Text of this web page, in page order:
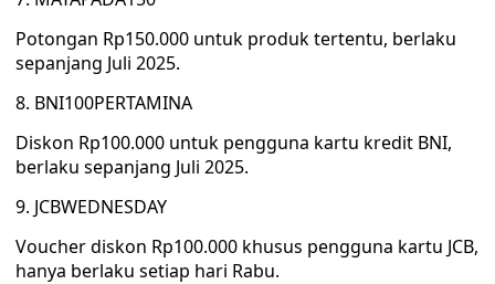
Potongan Rp150.000 untuk produk tertentu, berlaku
sepanjang Juli 2025.
8. BNI100PERTAMINA
Diskon Rp100.000 untuk pengguna kartu kredit BNI,
berlaku sepanjang Juli 2025.
9. JCBWEDNESDAY
Voucher diskon Rp100.000 khusus pengguna kartu JCB,
hanya berlaku setiap hari Rabu.